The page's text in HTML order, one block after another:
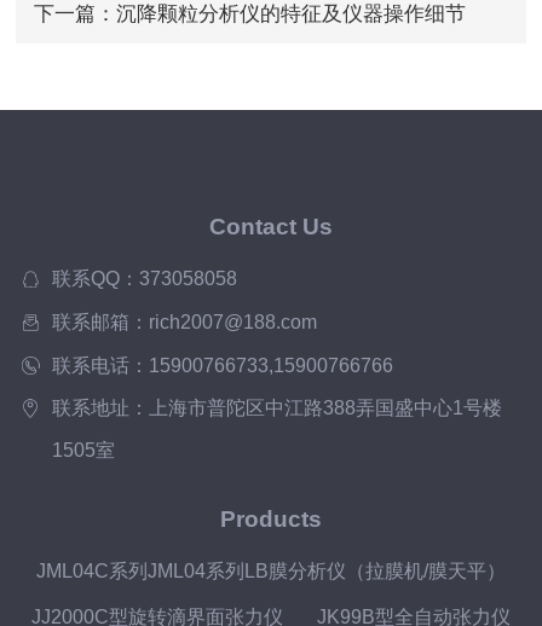
下一篇： 沉降颗粒分析仪的特征及仪器操作细节
Contact Us
联系QQ：373058058
联系邮箱：rich2007@188.com
联系电话：15900766733,15900766766
联系地址：上海市普陀区中江路388弄国盛中心1号楼
1505室
Products
JML04C系列JML04系列LB膜分析仪（拉膜机/膜天平）
JJ2000C型旋转滴界面张力仪 JK99B型全自动张力仪